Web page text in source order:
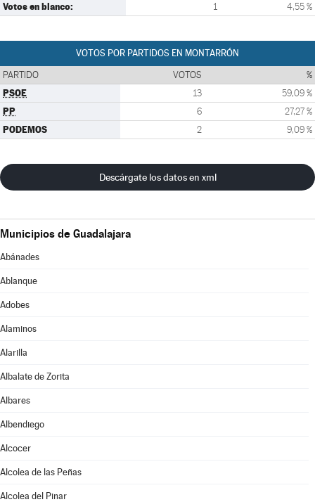
Votos en blanco: 1 4,55 %
VOTOS POR PARTIDOS EN MONTARRÓN
PARTIDO VOTOS %
PSOE 13 59,09 %
PP 6 27,27 %
PODEMOS 2 9,09 %
Descárgate los datos en xml
Municipios de Guadalajara
Abánades
Ablanque
Adobes
Alaminos
Alarilla
Albalate de Zorita
Albares
Albendiego
Alcocer
Alcolea de las Peñas
Alcolea del Pinar